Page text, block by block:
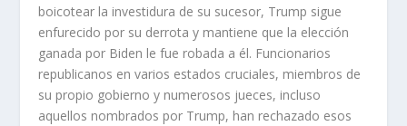
boicotear la investidura de su sucesor, Trump sigue
enfurecido por su derrota y mantiene que la elección
ganada por Biden le fue robada a él. Funcionarios
republicanos en varios estados cruciales, miembros de
su propio gobierno y numerosos jueces, incluso
aquellos nombrados por Trump, han rechazado esos